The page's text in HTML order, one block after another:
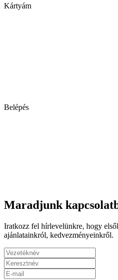
Kártyám
Belépés
Maradjunk
Iratkozz fel hírlevelünkre, hogy
ajánlatainkról, kedvezményeinkről.